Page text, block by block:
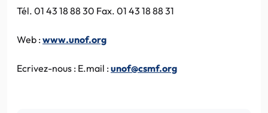
Tél. 01 43 18 88 30 Fax. 01 43 18 88 31
Web :www.unof.org
Ecrivez-nous : E.mail :unof@csmf.org